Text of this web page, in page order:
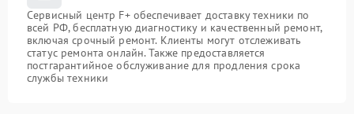
Сервисный центр F+ обеспечивает доставку техники по
всей РФ, бесплатную диагностику и качественный ремонт,
включая срочный ремонт. Клиенты могут отслеживать
статус ремонта онлайн. Также предоставляется
постгарантийное обслуживание для продления срока
службы техники